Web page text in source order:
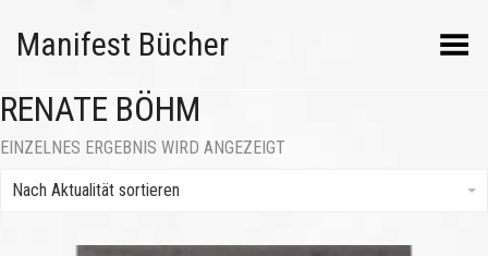
Manifest Bücher Menü umschalten
RENATE BÖHM
EINZELNES ERGEBNIS WIRD ANGEZEIGT
Nach Aktualität sortieren